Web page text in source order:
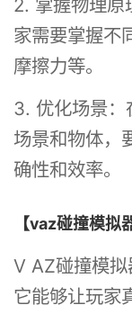
2. 掌握物理原
家需要掌握不
摩擦力等。
3. 优化场景：
场景和物体，
确性和效率。
【vaz碰撞模拟
V AZ碰撞模拟
它能够让玩家